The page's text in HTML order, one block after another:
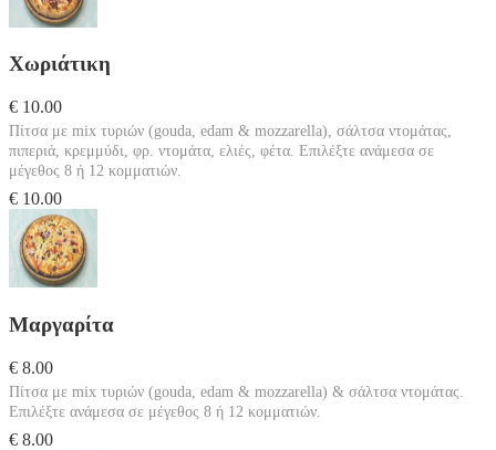
Χωριάτικη
€ 10.00
Πίτσα με mix τυριών (gouda, edam & mozzarella), σάλτσα ντομάτας,
πιπεριά, κρεμμύδι, φρ. ντομάτα, ελιές, φέτα. Επιλέξτε ανάμεσα σε
μέγεθος 8 ή 12 κομματιών.
€ 10.00
Μαργαρίτα
€ 8.00
Πίτσα με mix τυριών (gouda, edam & mozzarella) & σάλτσα ντομάτας.
Επιλέξτε ανάμεσα σε μέγεθος 8 ή 12 κομματιών.
€ 8.00